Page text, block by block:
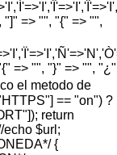
=> "", "{" => "",
=> "", "}" => "", "¿"
el metodo de
== "on") ?
return
echo $url;
{